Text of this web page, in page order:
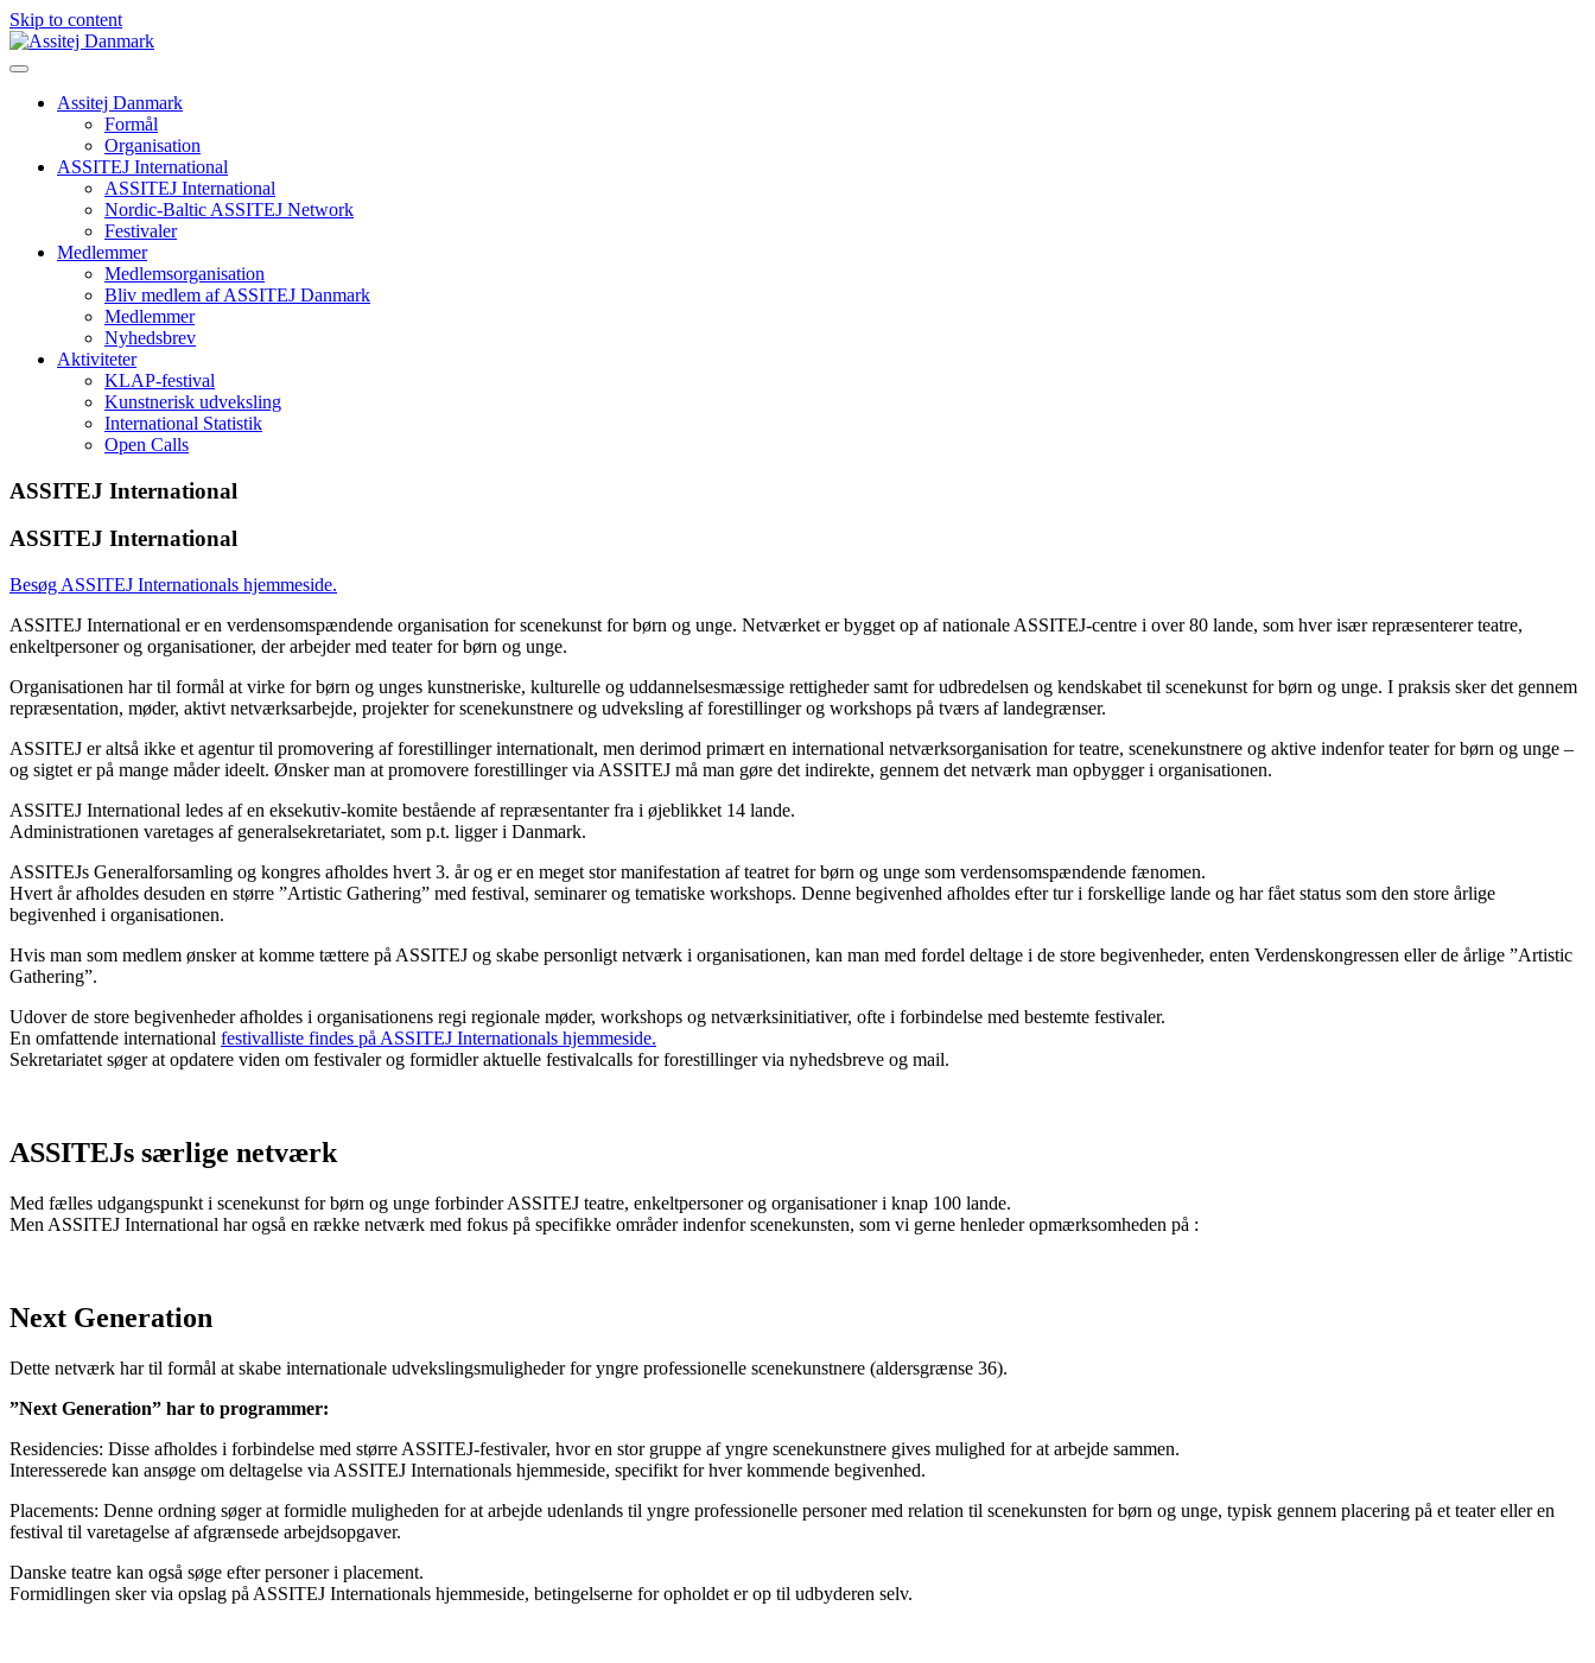
Skip to content
Assitej Danmark
Formål
Organisation
ASSITEJ International
ASSITEJ International
Nordic-Baltic ASSITEJ Network
Festivaler
Medlemmer
Medlemsorganisation
Bliv medlem af ASSITEJ Danmark
Medlemmer
Nyhedsbrev
Aktiviteter
KLAP-festival
Kunstnerisk udveksling
International Statistik
Open Calls
ASSITEJ International
ASSITEJ International
Besøg ASSITEJ Internationals hjemmeside.
ASSITEJ International er en verdensomspændende organisation for scenekunst for børn og unge. Netværket er bygget op af nationale ASSITEJ-centre i over 80 lande, som hver især repræsenterer teatre,
enkeltpersoner og organisationer, der arbejder med teater for børn og unge.
Organisationen har til formål at virke for børn og unges kunstneriske, kulturelle og uddannelsesmæssige rettigheder samt for udbredelsen og kendskabet til scenekunst for børn og unge. I praksis sker det gennem
repræsentation, møder, aktivt netværksarbejde, projekter for scenekunstnere og udveksling af forestillinger og workshops på tværs af landegrænser.
ASSITEJ er altså ikke et agentur til promovering af forestillinger internationalt, men derimod primært en international netværksorganisation for teatre, scenekunstnere og aktive indenfor teater for børn og unge –
og sigtet er på mange måder ideelt. Ønsker man at promovere forestillinger via ASSITEJ må man gøre det indirekte, gennem det netværk man opbygger i organisationen.
ASSITEJ International ledes af en eksekutiv-komite bestående af repræsentanter fra i øjeblikket 14 lande.
Administrationen varetages af generalsekretariatet, som p.t. ligger i Danmark.
ASSITEJs Generalforsamling og kongres afholdes hvert 3. år og er en meget stor manifestation af teatret for børn og unge som verdensomspændende fænomen.
Hvert år afholdes desuden en større ”Artistic Gathering” med festival, seminarer og tematiske workshops. Denne begivenhed afholdes efter tur i forskellige lande og har fået status som den store årlige
begivenhed i organisationen.
Hvis man som medlem ønsker at komme tættere på ASSITEJ og skabe personligt netværk i organisationen, kan man med fordel deltage i de store begivenheder, enten Verdenskongressen eller de årlige ”Artistic
Gathering”.
Udover de store begivenheder afholdes i organisationens regi regionale møder, workshops og netværksinitiativer, ofte i forbindelse med bestemte festivaler.
En omfattende international festivalliste findes på ASSITEJ Internationals hjemmeside.
Sekretariatet søger at opdatere viden om festivaler og formidler aktuelle festivalcalls for forestillinger via nyhedsbreve og mail.
ASSITEJs særlige netværk
Med fælles udgangspunkt i scenekunst for børn og unge forbinder ASSITEJ teatre, enkeltpersoner og organisationer i knap 100 lande.
Men ASSITEJ International har også en række netværk med fokus på specifikke områder indenfor scenekunsten, som vi gerne henleder opmærksomheden på :
Next Generation
Dette netværk har til formål at skabe internationale udvekslingsmuligheder for yngre professionelle scenekunstnere (aldersgrænse 36).
”Next Generation” har to programmer:
Residencies: Disse afholdes i forbindelse med større ASSITEJ-festivaler, hvor en stor gruppe af yngre scenekunstnere gives mulighed for at arbejde sammen.
Interesserede kan ansøge om deltagelse via ASSITEJ Internationals hjemmeside, specifikt for hver kommende begivenhed.
Placements: Denne ordning søger at formidle muligheden for at arbejde udenlands til yngre professionelle personer med relation til scenekunsten for børn og unge, typisk gennem placering på et teater eller en
festival til varetagelse af afgrænsede arbejdsopgaver.
Danske teatre kan også søge efter personer i placement.
Formidlingen sker via opslag på ASSITEJ Internationals hjemmeside, betingelserne for opholdet er op til udbyderen selv.